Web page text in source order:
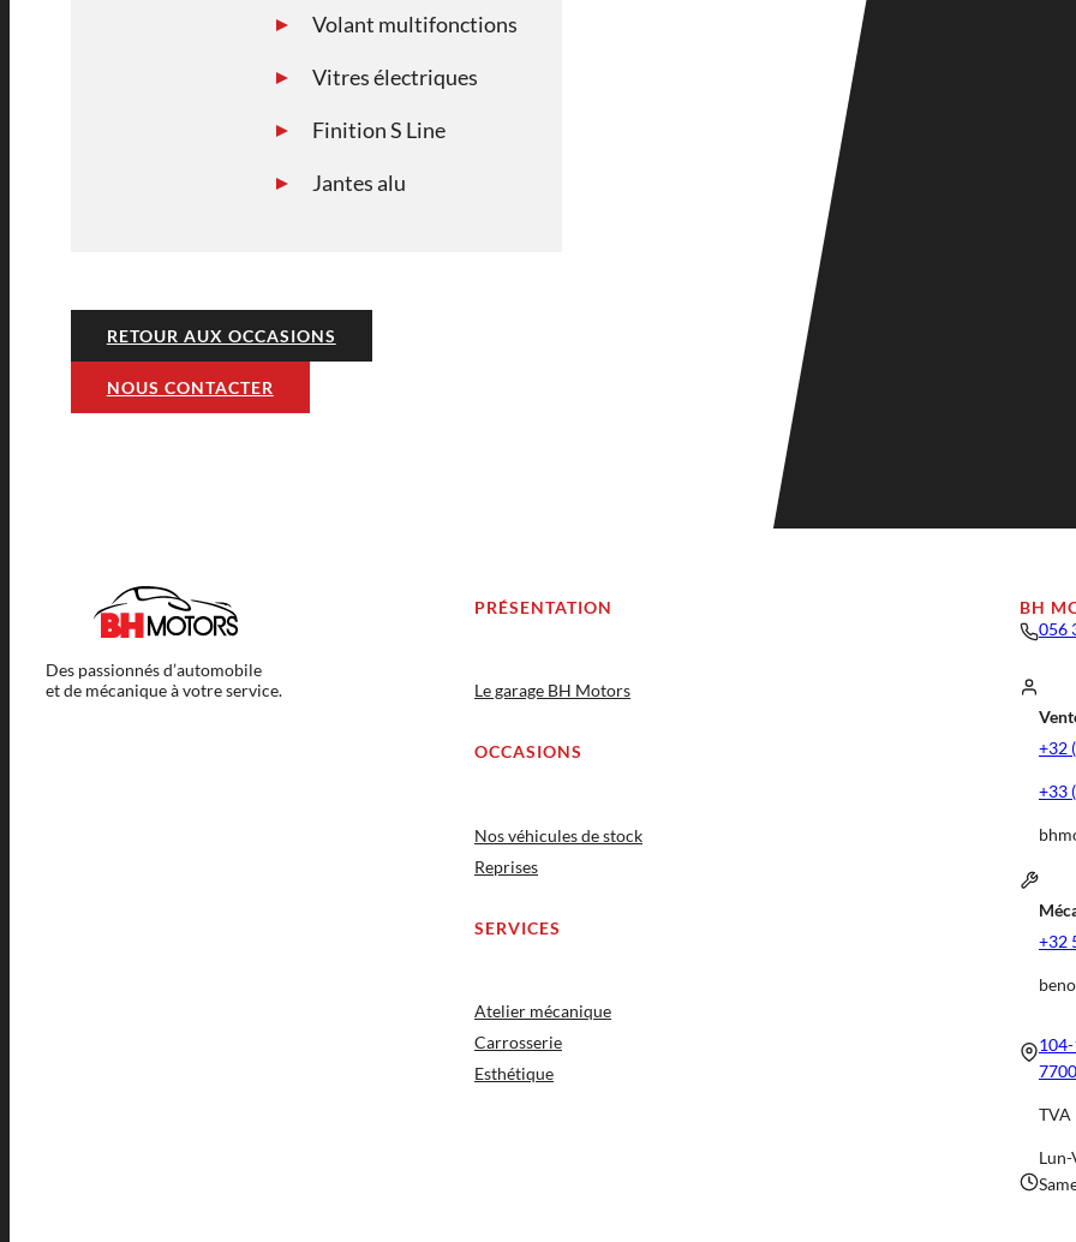
Volant multifonctions
Vitres électriques
Finition S Line
Jantes alu
RETOUR AUX OCCASIONS
NOUS CONTACTER
Des passionnés d’automobile
et de mécanique à votre service.
PRÉSENTATION
Le garage BH Motors
OCCASIONS
Nos véhicules de stock
Reprises
SERVICES
Atelier mécanique
Carrosserie
Esthétique
BH
056
+32
+33
+32
TVA
Lun-